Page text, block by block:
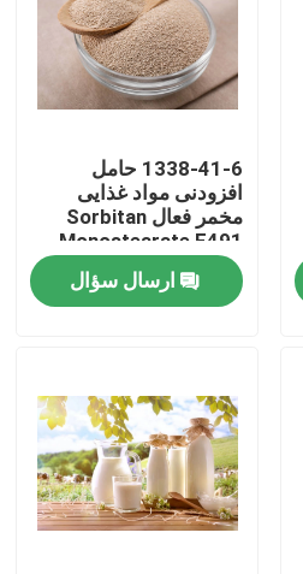
1338-41-6 حامل
افزودنی مواد غذایی
مخمر فعال Sorbitan
Monostearate E491
SPAN60
ارسال سؤال